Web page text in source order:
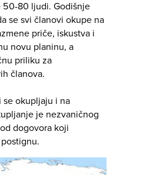
80 ljudi. Godišnje
se svi članovi okupe na
priče, iskustva i
novu planinu, a
priliku za
članova.
okupljaju i na
je nezvaničnog
dogovora koji